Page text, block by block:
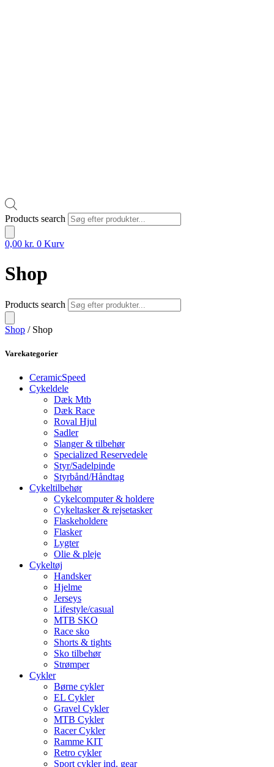
Products search
0,00 kr. 0 Kurv
Shop
Products search
Shop / Shop
Varekategorier
CeramicSpeed
Cykeldele
Dæk Mtb
Dæk Race
Roval Hjul
Sadler
Slanger & tilbehør
Specialized Reservedele
Styr/Sadelpinde
Styrbånd/Håndtag
Cykeltilbehør
Cykelcomputer & holdere
Cykeltasker & rejsetasker
Flaskeholdere
Flasker
Lygter
Olie & pleje
Cykeltøj
Handsker
Hjelme
Jerseys
Lifestyle/casual
MTB SKO
Race sko
Shorts & tights
Sko tilbehør
Strømper
Cykler
Børne cykler
EL Cykler
Gravel Cykler
MTB Cykler
Racer Cykler
Ramme KIT
Retro cykler
Sport cykler ind. gear